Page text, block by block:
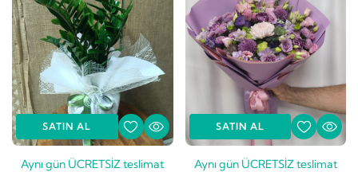
SATIN AL
Aynı gün ÜCRETSİZ teslimat
SATIN AL
Aynı gün ÜCRETSİZ teslimat